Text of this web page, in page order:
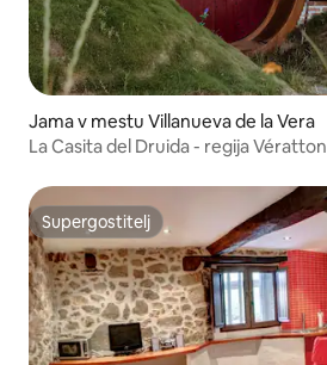
Jama v mestu Villanueva de la Vera
La Casita del Druida - regija Vératton
Supergostitelj
Supergostitelj